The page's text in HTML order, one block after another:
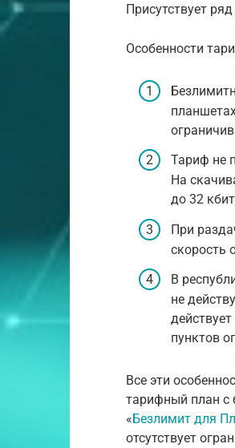
Присутствует
Особенности
Тариф не
На
до 32
При
скорость
В
не
пунктов
Все эти
тарифный план с
«Безлимит для
отсутствует